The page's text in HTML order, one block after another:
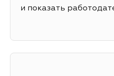
и показать